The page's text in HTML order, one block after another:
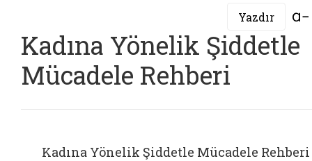
Yazdır
Kadına Yönelik Şiddetle
Mücadele Rehberi
Kadına Yönelik Şiddetle Mücadele Rehberi